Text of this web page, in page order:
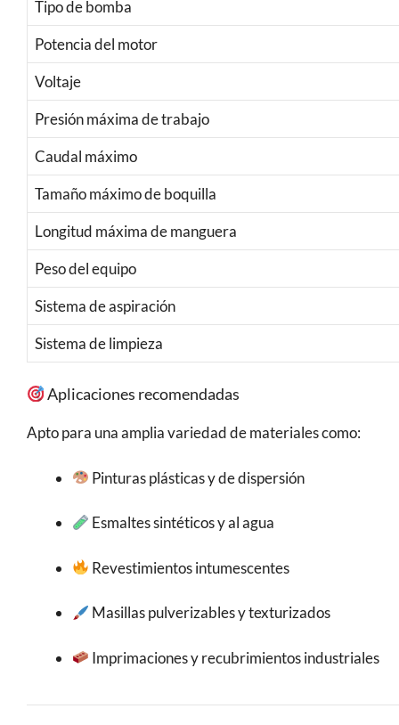
Tipo de bomba
Potencia del motor
Voltaje
Presión máxima de trabajo
Caudal máximo
Tamaño máximo de boquilla
Longitud máxima de manguera
Peso del equipo
Sistema de aspiración
Sistema de limpieza
Aplicaciones recomendadas
Apto para una amplia variedad de materiales como:
Pinturas plásticas y de dispersión
Esmaltes sintéticos y al agua
Revestimientos intumescentes
Masillas pulverizables y texturizados
Imprimaciones y recubrimientos industriales